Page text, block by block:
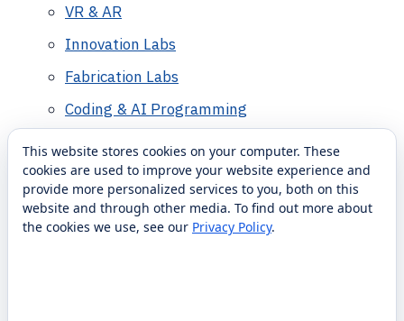
VR & AR
Innovation Labs
Fabrication Labs
Coding & AI Programming
Other
Memory Care
Cooking
This website stores cookies on your computer. These
cookies are used to improve your website experience and
provide more personalized services to you, both on this
website and through other media. To find out more about
the cookies we use, see our Privacy Policy.